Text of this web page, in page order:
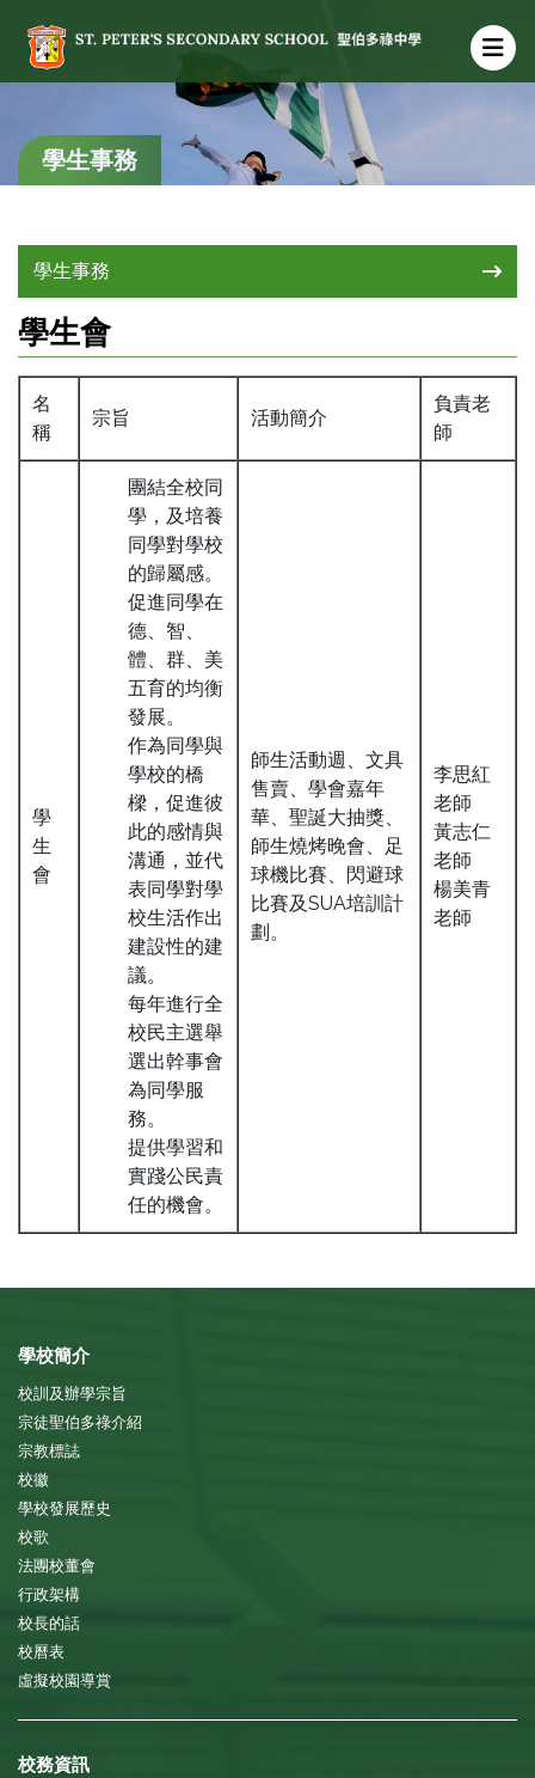
學生事務
學生事務
學生會
名
稱
宗旨 活動簡介
負責老
師
學
生
會
團結全校同
學，及培養
同學對學校
的歸屬感。
促進同學在
德、智、
體、群、美
五育的均衡
發展。
作為同學與
學校的橋
樑，促進彼
此的感情與
溝通，並代
表同學對學
校生活作出
建設性的建
議。
每年進行全
校民主選舉
選出幹事會
為同學服
務。
提供學習和
實踐公民責
任的機會。
師生活動週、文具
售賣、學會嘉年
華、聖誕大抽獎、
師生燒烤晚會、足
球機比賽、閃避球
比賽及SUA培訓計
劃。
李思紅
老師
黃志仁
老師
楊美青
老師
學校簡介
校訓及辦學宗旨
宗徒聖伯多祿介紹
宗教標誌
校徽
學校發展歷史
校歌
法團校董會
行政架構
校長的話
校曆表
虛擬校園導賞
校務資訊